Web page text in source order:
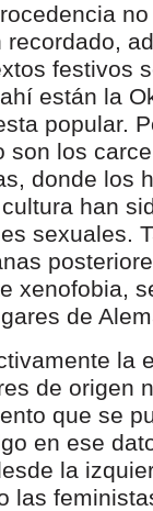
festivos
están la
popular.
son los
donde los
han
sexuales.
xenofobia,
de
la
de origen
que se
en ese
la
las